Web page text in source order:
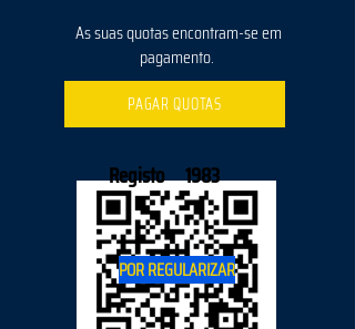
As suas quotas encontram-se em
pagamento.
PAGAR QUOTAS
Registo 1983
POR REGULARIZAR